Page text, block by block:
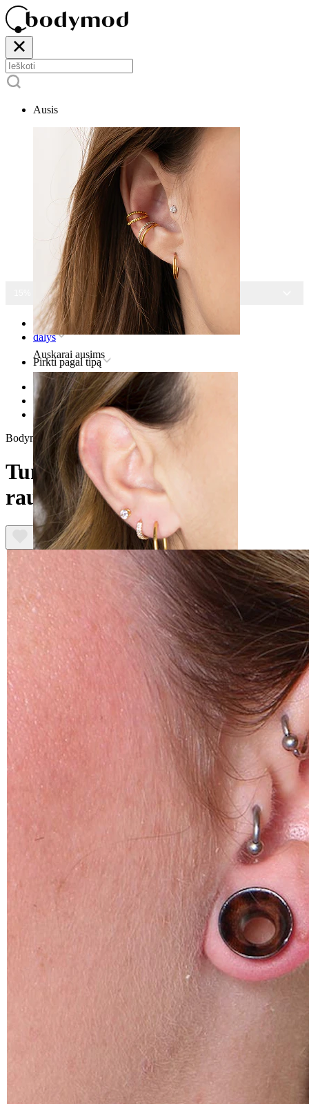
Ausis
Auskarai ausims
Ausies kaušelis
Helix
15% NUOLAIDA VISIEMS PAPUOŠALAMS
Pradžia
dalys
Pirkti pagal tipą
Stretching
Kaiščiai ir tuneliai
Tunelis iš tamsaus raudonmedžio
Bodymod Trend
Tunelis iš tamsaus
raudonmedžio